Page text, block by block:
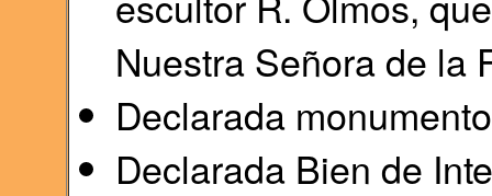
Nuestra Señora de la
Declarada
Declarada Bien de